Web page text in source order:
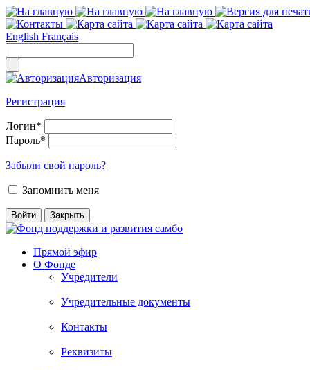
English Français
Авторизация
Регистрация
Логин*
Пароль*
Забыли свой пароль?
Запомнить меня
Прямой эфир
О Фонде
Учредители
Учредительные документы
Контакты
Реквизиты